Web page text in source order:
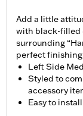
Add a little
with black-filled
surrounding
perfect
Left Side
Styled to
accessory
Easy to install